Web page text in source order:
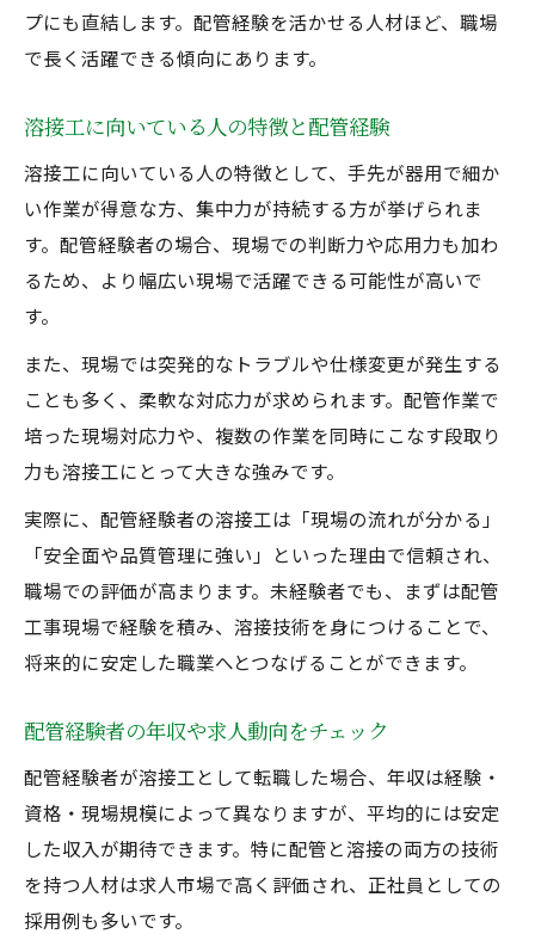
プにも直結します。配管経験を活かせる人材ほど、職場
で長く活躍できる傾向にあります。
溶接工に向いている人の特徴と配管経験
溶接工に向いている人の特徴として、手先が器用で細か
い作業が得意な方、集中力が持続する方が挙げられま
す。配管経験者の場合、現場での判断力や応用力も加わ
るため、より幅広い現場で活躍できる可能性が高いで
す。
また、現場では突発的なトラブルや仕様変更が発生する
ことも多く、柔軟な対応力が求められます。配管作業で
培った現場対応力や、複数の作業を同時にこなす段取り
力も溶接工にとって大きな強みです。
実際に、配管経験者の溶接工は「現場の流れが分かる」
「安全面や品質管理に強い」といった理由で信頼され、
職場での評価が高まります。未経験者でも、まずは配管
工事現場で経験を積み、溶接技術を身につけることで、
将来的に安定した職業へとつなげることができます。
配管経験者の年収や求人動向をチェック
配管経験者が溶接工として転職した場合、年収は経験・
資格・現場規模によって異なりますが、平均的には安定
した収入が期待できます。特に配管と溶接の両方の技術
を持つ人材は求人市場で高く評価され、正社員としての
採用例も多いです。